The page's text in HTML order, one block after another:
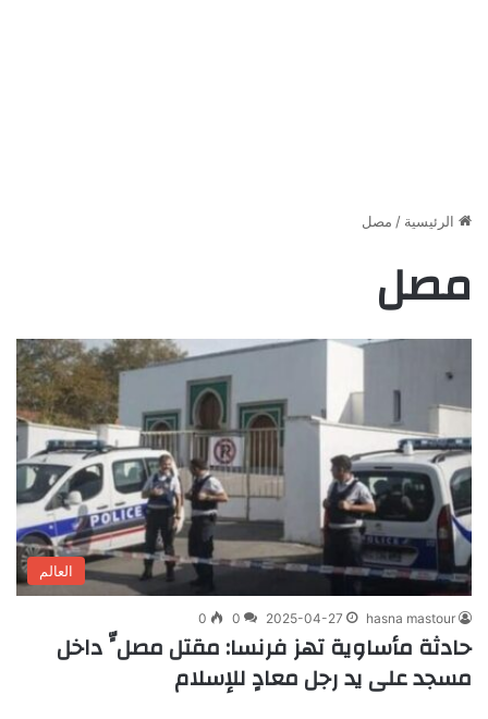
الرئيسية / مصل
مصل
العالم
hasna mastour
2025-04-27
0
0
حادثة مأساوية تهز فرنسا: مقتل مصلٍّ داخل
مسجد على يد رجل معادٍ للإسلام